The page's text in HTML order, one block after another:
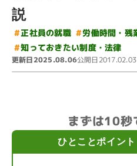
説
#正社員の就職 #労働時間・残
#知っておきたい制度・法律
更新日2025.08.06公開日2017.02.03
まずは10秒
ひとことポイント